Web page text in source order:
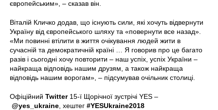
європейським», – сказав він.
Віталій Кличко додав, що існують сили, які хочуть відвернути
Україну від європейського шляху та «повернути все назад».
«Ми повинні втілити в життя очікування людей жити в
сучасній та демократичній країні … Я говорив про це багато
разів і сьогодні хочу повторити – наш успіх, успіх України –
найкраща відповідь нашим друзям, а також найкраща
відповідь нашим ворогам», – підсумував очільник столиці.
Офіційний Twitter 15-ї Щорічної зустрічі YES –
@yes_ukraine , хештег #YESUkraine2018